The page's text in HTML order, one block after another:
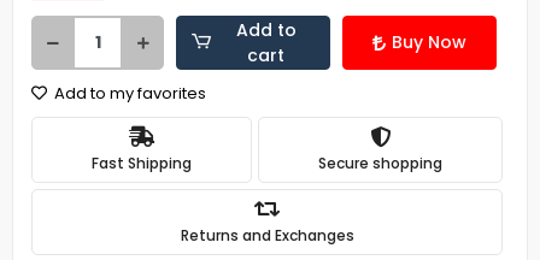
Add to
cart
Buy Now
Add to my favorites
Fast Shipping Secure shopping
Returns and Exchanges